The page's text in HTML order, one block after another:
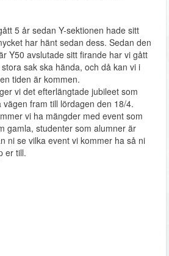
5 år sedan Y-sektionen hade sitt
har hänt sedan dess. Sedan den
Y50 avslutade sitt firande har vi gått
sak ska hända, och då kan vi i
tiden är kommen.
vi det efterlängtade jubileet som
fram till lördagen den 18/4.
vi ha mängder med event som
gamla, studenter som alumner är
ni se vilka event vi kommer ha så ni
er till.